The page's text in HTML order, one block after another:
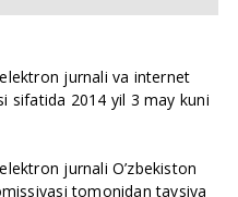
elektron jurnali va internet
sifatida 2014 yil 3 may kuni
elektron jurnali O’zbekiston
tomonidan tavsiya